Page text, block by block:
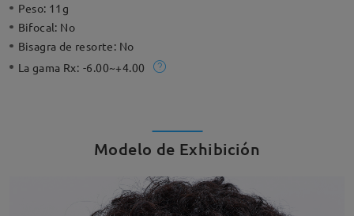
Peso: 11g
Bifocal: No
Bisagra de resorte: No
La gama Rx: -6.00~+4.00
Modelo de Exhibición